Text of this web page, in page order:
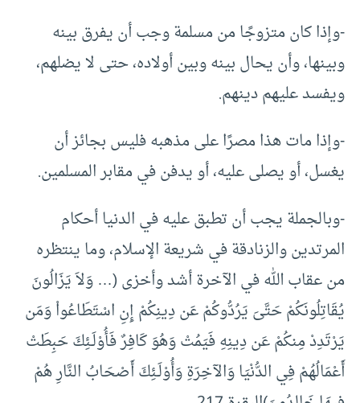
-وإذا كان متزوجًا من مسلمة وجب أن يفرق بينه
وبينها، وأن يحال بينه وبين أولاده، حتى لا يضلهم،
ويفسد عليهم دينهم.
-وإذا مات هذا مصرًا على مذهبه فليس بجائز أن
يغسل، أو يصلى عليه، أو يدفن في مقابر المسلمين.
-وبالجملة يجب أن تطبق عليه في الدنيا أحكام
المرتدين والزنادقة في شريعة الإسلام، وما ينتظره
من عقاب الله في الآخرة أشد وأخزى (… وَلاَ يَزَالُونَ
يُقَاتِلُونَكُمْ حَتَّىَ يَرُدُّوكُمْ عَن دِينِكُمْ إِنِ اسْتَطَاعُواْ وَمَن
يَرْتَدِدْ مِنكُمْ عَن دِينِهِ فَيَمُتْ وَهُوَ كَافِرٌ فَأُوْلَـئِكَ حَبِطَتْ
أَعْمَالُهُمْ فِي الدُّنْيَا وَالآخِرَةِ وَأُوْلَـئِكَ أَصْحَابُ النَّارِ هُمْ